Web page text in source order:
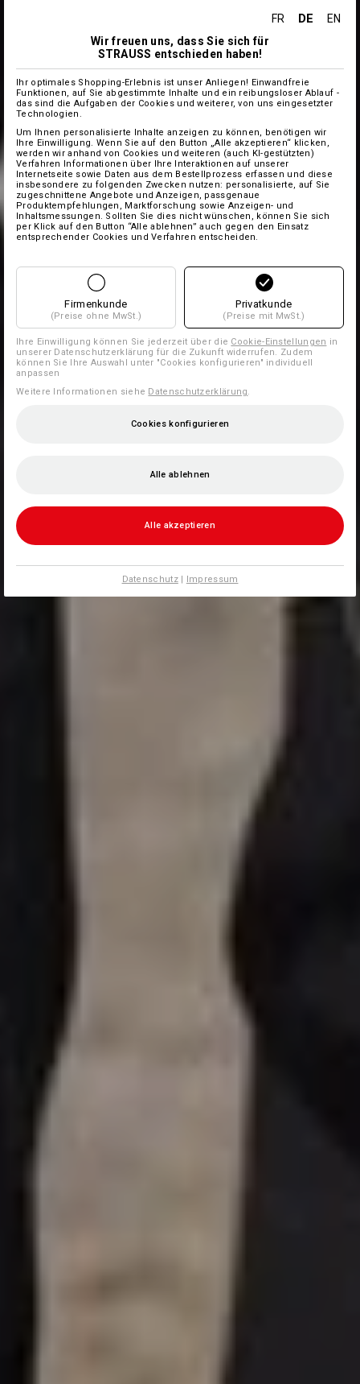
FR DE
EN
Wir freuen uns, dass Sie sich für
STRAUSS entschieden haben!
Ihr optimales Shopping-Erlebnis ist unser Anliegen! Einwandfreie
Funktionen, auf Sie abgestimmte Inhalte und ein reibungsloser Ablauf -
das sind die Aufgaben der Cookies und weiterer, von uns eingesetzter
Technologien.
Um Ihnen personalisierte Inhalte anzeigen zu können, benötigen wir
Ihre Einwilligung. Wenn Sie auf den Button „Alle akzeptieren“ klicken,
werden wir anhand von Cookies und weiteren (auch KI-gestützten)
Verfahren Informationen über Ihre Interaktionen auf unserer
Internetseite sowie Daten aus dem Bestellprozess erfassen und diese
insbesondere zu folgenden Zwecken nutzen: personalisierte, auf Sie
zugeschnittene Angebote und Anzeigen, passgenaue
Produktempfehlungen, Marktforschung sowie Anzeigen- und
Inhaltsmessungen. Sollten Sie dies nicht wünschen, können Sie sich
per Klick auf den Button “Alle ablehnen” auch gegen den Einsatz
entsprechender Cookies und Verfahren entscheiden.
Firmenkunde
(Preise ohne MwSt.)
Privatkunde
(Preise mit MwSt.)
Ihre Einwilligung können Sie jederzeit über die Cookie-Einstellungen in
unserer Datenschutzerklärung für die Zukunft widerrufen. Zudem
können Sie Ihre Auswahl unter "Cookies konfigurieren" individuell
anpassen
Weitere Informationen siehe Datenschutzerklärung
Cookies konfigurieren
Alle ablehnen
Alle akzeptieren
Datenschutz| Impressum